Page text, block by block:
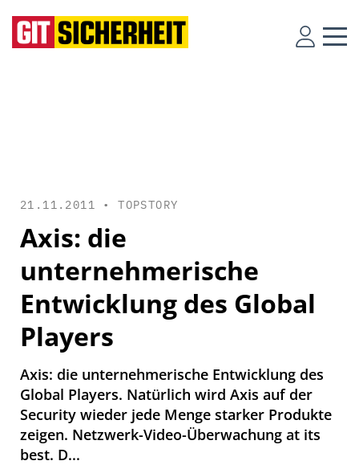
21.11.2011 •TOPSTORY
Axis: die
unternehmerische
Entwicklung des Global
Players
Axis: die unternehmerische Entwicklung des
Global Players. Natürlich wird Axis auf der
Security wieder jede Menge starker Produkte
zeigen. Netzwerk-Video-Überwachung at its
best. D...